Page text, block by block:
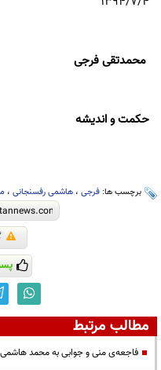
محمدتقى فرجى
رئيس و عضو
حكمت و انديشه
برچسب ها: فرجی ، هاشمی رفسنجانی ،
مطالب مرتبط
فاجعه‌ی منی و جوابی به محمد هاشمی